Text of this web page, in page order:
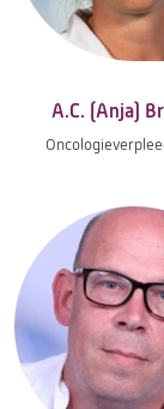
A.C. (Anja)